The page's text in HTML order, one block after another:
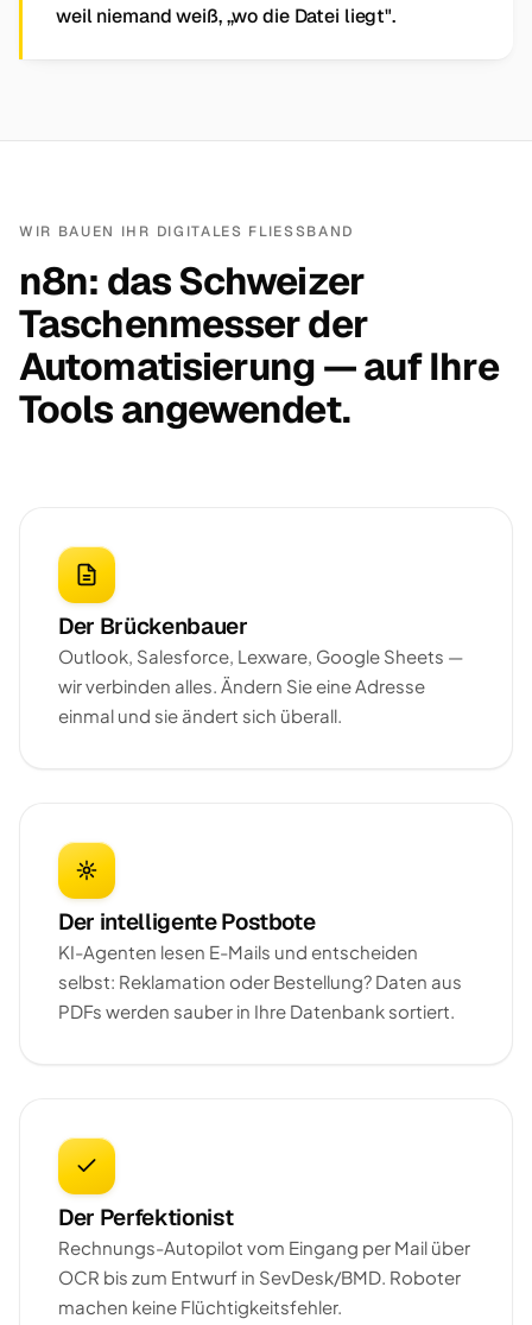
weil niemand weiß, „wo die Datei liegt".
WIR BAUEN IHR DIGITALES FLIESSBAND
n8n: das Schweizer
Taschenmesser der
Automatisierung — auf Ihre
Tools angewendet.
Der Brückenbauer
Outlook, Salesforce, Lexware, Google Sheets —
wir verbinden alles. Ändern Sie eine Adresse
einmal und sie ändert sich überall.
Der intelligente Postbote
KI-Agenten lesen E-Mails und entscheiden
selbst: Reklamation oder Bestellung? Daten aus
PDFs werden sauber in Ihre Datenbank sortiert.
Der Perfektionist
Rechnungs-Autopilot vom Eingang per Mail über
OCR bis zum Entwurf in SevDesk/BMD. Roboter
machen keine Flüchtigkeitsfehler.